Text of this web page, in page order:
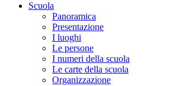
Scuola
Panoramica
Presentazione
I luoghi
Le persone
I numeri della scuola
Le carte della scuola
Organizzazione